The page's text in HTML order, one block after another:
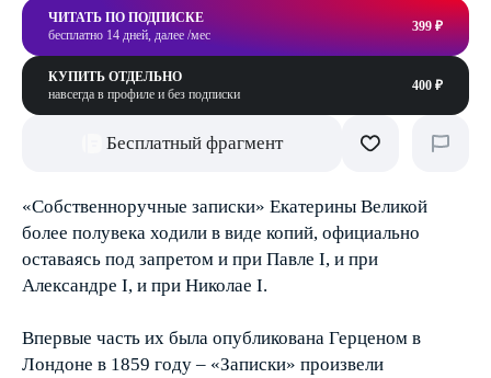
ЧИТАТЬ ПО ПОДПИСКЕ
бесплатно 14 дней, далее /мес
399 ₽
КУПИТЬ ОТДЕЛЬНО
навсегда в профиле и без подписки
400 ₽
Бесплатный фрагмент
«Собственноручные записки» Екатерины Великой
более полувека ходили в виде копий, официально
оставаясь под запретом и при Павле I, и при
Александре I, и при Николае I.
Впервые часть их была опубликована Герценом в
Лондоне в 1859 году – «Записки» произвели